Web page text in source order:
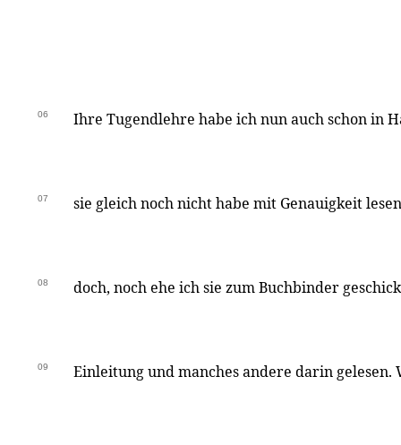
06 Ihre Tugendlehre habe ich nun auch schon in
07 sie gleich noch nicht habe mit Genauigkeit
08 doch, noch ehe ich sie zum Buchbinder
09 Einleitung und manches andere darin gelesen.